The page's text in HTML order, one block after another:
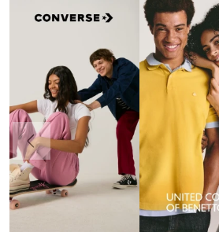
Precedente